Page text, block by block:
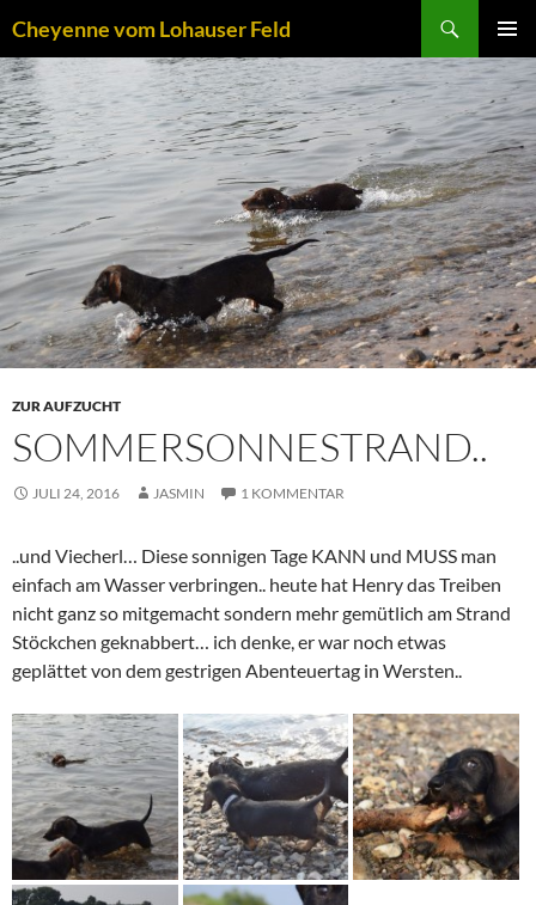
Inhalt
springen
Cheyenne vom Lohauser Feld
MENÜ
ZUR AUFZUCHT
SOMMERSONNESTRAND..
JULI 24, 2016 JASMIN 1 KOMMENTAR
..und Viecherl… Diese sonnigen Tage KANN und MUSS man
einfach am Wasser verbringen.. heute hat Henry das Treiben
nicht ganz so mitgemacht sondern mehr gemütlich am Strand
Stöckchen geknabbert… ich denke, er war noch etwas
geplättet von dem gestrigen Abenteuertag in Wersten..